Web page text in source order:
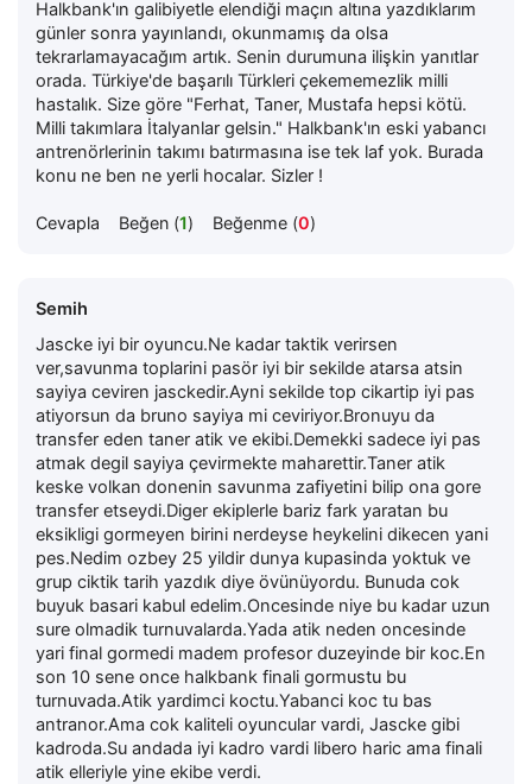
Halkbank'ın galibiyetle elendiği maçın altına yazdıklarım
günler sonra yayınlandı, okunmamış da olsa
tekrarlamayacağım artık. Senin durumuna ilişkin yanıtlar
orada. Türkiye'de başarılı Türkleri çekememezlik milli
hastalık. Size göre "Ferhat, Taner, Mustafa hepsi kötü.
Milli takımlara İtalyanlar gelsin." Halkbank'ın eski yabancı
antrenörlerinin takımı batırmasına ise tek laf yok. Burada
konu ne ben ne yerli hocalar. Sizler !
Cevapla Beğen (1) Beğenme (0)
Semih
Jascke iyi bir oyuncu.Ne kadar taktik verirsen
ver,savunma toplarini pasör iyi bir sekilde atarsa atsin
sayiya ceviren jasckedir.Ayni sekilde top cikartip iyi pas
atiyorsun da bruno sayiya mi ceviriyor.Bronuyu da
transfer eden taner atik ve ekibi.Demekki sadece iyi pas
atmak degil sayiya çevirmekte maharettir.Taner atik
keske volkan donenin savunma zafiyetini bilip ona gore
transfer etseydi.Diger ekiplerle bariz fark yaratan bu
eksikligi gormeyen birini nerdeyse heykelini dikecen yani
pes.Nedim ozbey 25 yildir dunya kupasinda yoktuk ve
grup ciktik tarih yazdık diye övünüyordu. Bunuda cok
buyuk basari kabul edelim.Oncesinde niye bu kadar uzun
sure olmadik turnuvalarda.Yada atik neden oncesinde
yari final gormedi madem profesor duzeyinde bir koc.En
son 10 sene once halkbank finali gormustu bu
turnuvada.Atik yardimci koctu.Yabanci koc tu bas
antranor.Ama cok kaliteli oyuncular vardi, Jascke gibi
kadroda.Su andada iyi kadro vardi libero haric ama finali
atik elleriyle yine ekibe verdi.